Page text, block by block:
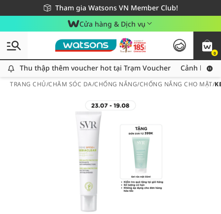
Tham gia Watsons VN Member Club!
Miễn phí giao hàng cho đơn hàng từ 249,000Đ
Giao hàng nhanh 24h - Áp dụng khu vực TP. Hồ Chí Minh
Cửa hàng & Dịch vụ
0
Thu thập thêm voucher hot tại Trạm Voucher
Thu thập thêm voucher hot tại Trạm Voucher Cảnh báo
TRANG CHỦ/CHĂM SÓC DA/CHỐNG NẮNG/CHỐNG NẮNG CHO MẶT/